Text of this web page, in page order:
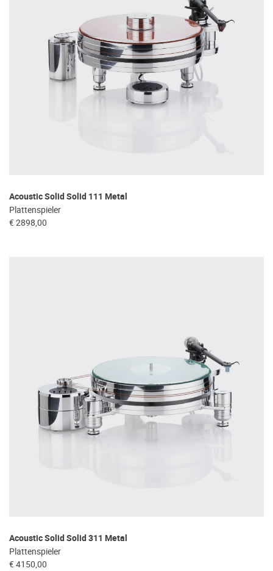
Acoustic Solid Solid 111 Metal
Plattenspieler
€ 2898,00
Acoustic Solid Solid 311 Metal
Plattenspieler
€ 4150,00